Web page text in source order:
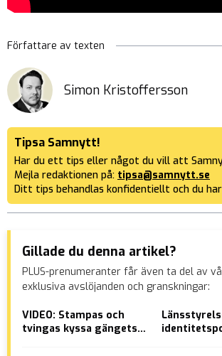
Författare av texten
Simon Kristoffersson
Tipsa Samnytt!
Har du ett tips eller något du vill att
Mejla redaktionen på: tipsa@samnytt.se
Ditt tips behandlas konfidentiellt och du
Gillade du denna artikel?
PLUS-prenumeranter får även ta del av
exklusiva avslöjanden och granskningar:
VIDEO: Stampas och
tvingas kyssa gängets